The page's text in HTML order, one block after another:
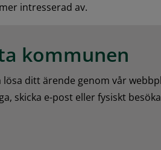
intresserad av.
kommunen
lösa ditt ärende genom vår
skicka e-post eller fysiskt